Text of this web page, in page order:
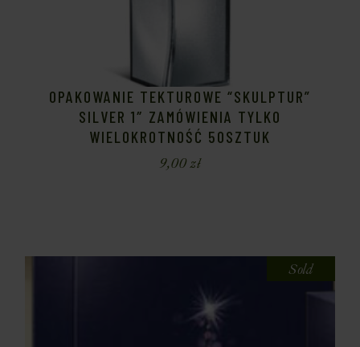
OPAKOWANIE TEKTUROWE “SKULPTUR”
SILVER 1″ ZAMÓWIENIA TYLKO
WIELOKROTNOŚĆ 50SZTUK
9,00zł
Sold